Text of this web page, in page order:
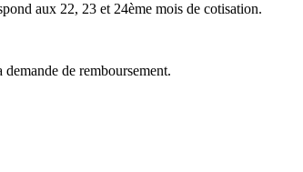
aux 22, 23 et 24ème mois de cotisation.
de remboursement.